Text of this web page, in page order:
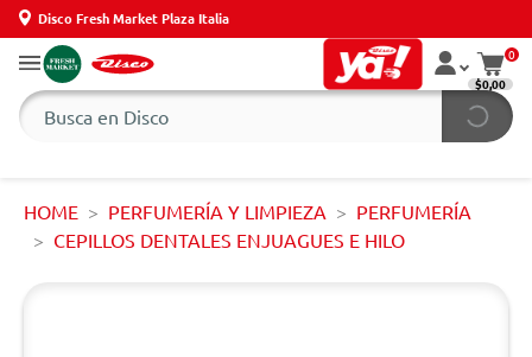
Disco Fresh Market Plaza Italia
0
$0,00
HOME PERFUMERÍA Y LIMPIEZA
PERFUMERÍA
CEPILLOS DENTALES ENJUAGUES E HILO